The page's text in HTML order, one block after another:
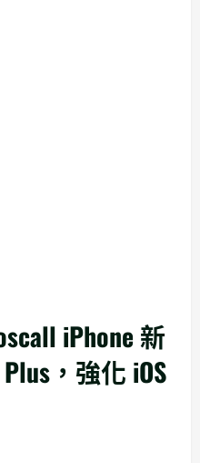
iPhone 新
，強化 iOS